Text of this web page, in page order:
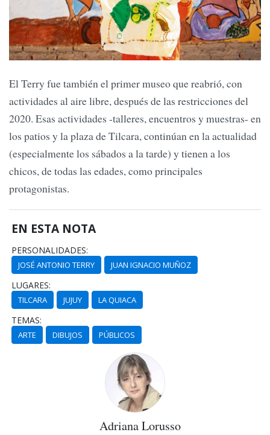
El Terry fue también el primer museo que reabrió, con
actividades al aire libre, después de las restricciones del
2020. Esas actividades -talleres, encuentros y muestras- en
los patios y la plaza de Tilcara, continúan en la actualidad
(especialmente los sábados a la tarde) y tienen a los
chicos, de todas las edades, como principales
protagonistas.
EN ESTA NOTA
PERSONALIDADES:
JOSÉ ANTONIO TERRY JUAN IGNACIO MUÑOZ
LUGARES:
TILCARA JUJUY LA QUIACA
TEMAS:
ARTE DIBUJOS PÚBLICOS
Adriana Lorusso